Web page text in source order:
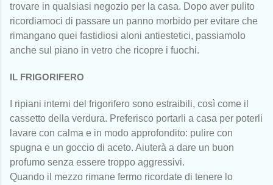
trovare in qualsiasi negozio per la casa. Dopo aver pulito
ricordiamoci di passare un panno morbido per evitare che
rimangano quei fastidiosi aloni antiestetici, passiamolo
anche sul piano in vetro che ricopre i fuochi.
IL FRIGORIFERO
I ripiani interni del frigorifero sono estraibili, così come il
cassetto della verdura. Preferisco portarli a casa per poterli
lavare con calma e in modo approfondito: pulire con
spugna e un goccio di aceto. Aiuterà a dare un buon
profumo senza essere troppo aggressivi.
Quando il mezzo rimane fermo ricordate di tenere lo